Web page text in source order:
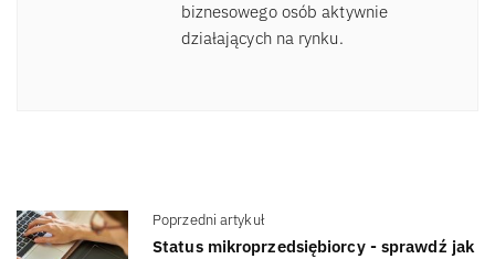
biznesowego osób aktywnie
działających na rynku.
Poprzedni artykuł
Status mikroprzedsiębiorcy - sprawdź jak